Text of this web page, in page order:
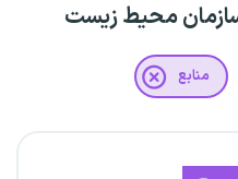
محیط زیست
منابع